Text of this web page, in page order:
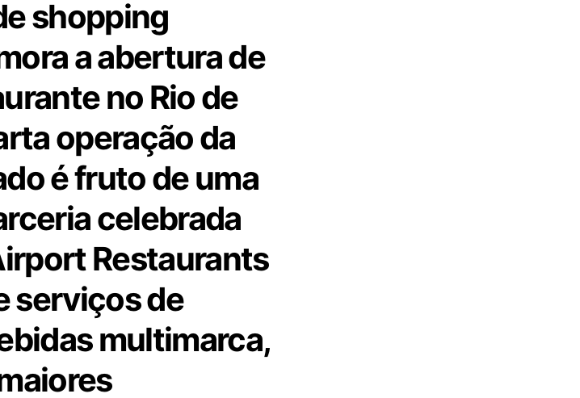
shopping
a abertura de
no Rio de
operação da
é fruto de uma
celebrada
Restaurants
serviços de
multimarca,